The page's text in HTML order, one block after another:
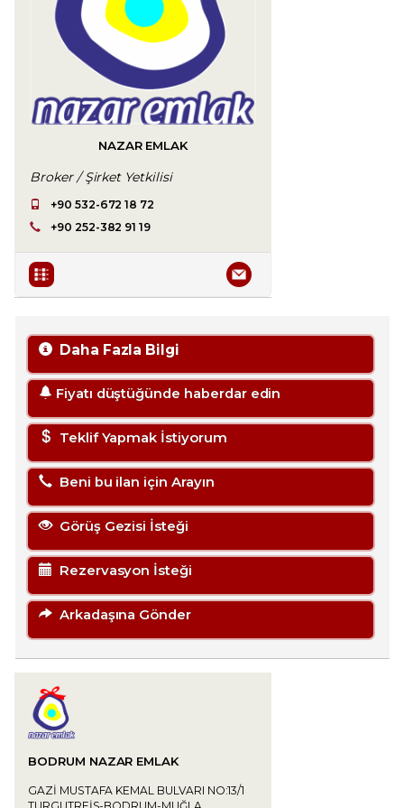
NAZAR EMLAK
Broker / Şirket Yetkilisi
+90 532-672 18 72
+90 252-382 91 19
Daha Fazla Bilgi
Fiyatı düştüğünde haberdar edin
Teklif Yapmak İstiyorum
Beni bu ilan için Arayın
Görüş Gezisi İsteği
Rezervasyon İsteği
Arkadaşına Gönder
BODRUM NAZAR EMLAK
GAZİ MUSTAFA KEMAL BULVARI NO:13/1